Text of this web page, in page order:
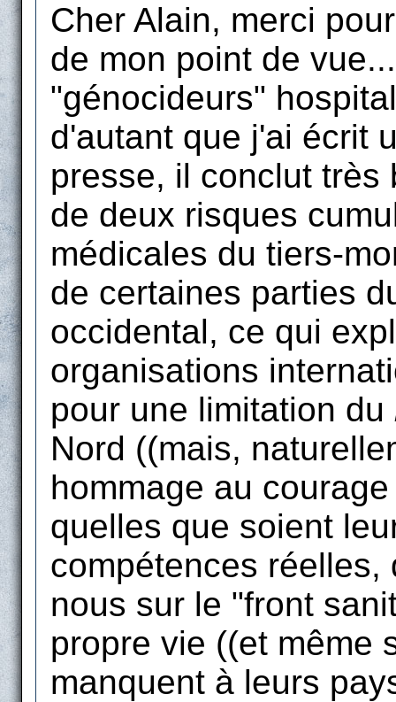
Cher Alain, merci
de mon point de
"génocideurs"
d'autant que j'ai écrit
presse, il conclut très
de deux risques
médicales du tiers-
de certaines parties
occidental, ce qui
organisations
pour une limitation du
Nord ((mais,
hommage au
quelles que soient
compétences
nous sur le "front
propre vie ((et même
manquent à leurs